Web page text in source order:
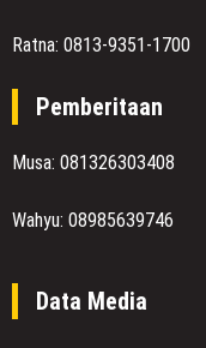
Ratna: 0813-9351-1700
Pemberitaan
Musa: 081326303408
Wahyu: 08985639746
Data Media